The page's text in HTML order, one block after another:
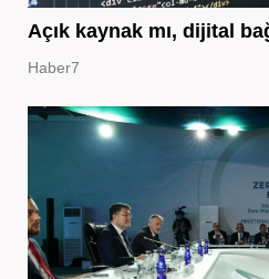
Açık kaynak mı, dijital
Haber7